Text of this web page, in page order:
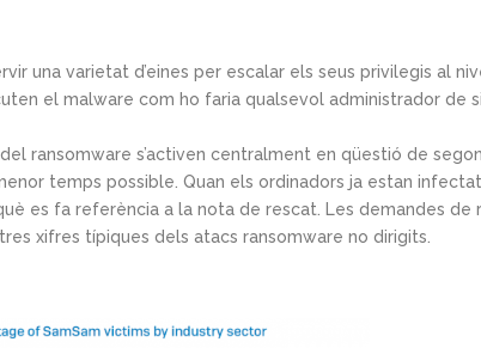
una varietat d’eines per escalar els seus privilegis al
el malware com ho faria qualsevol administrador de
ransomware s’activen centralment en qüestió de
temps possible. Quan els ordinadors ja estan
es fa referència a la nota de rescat. Les demandes
xifres típiques dels atacs ransomware no dirigits.